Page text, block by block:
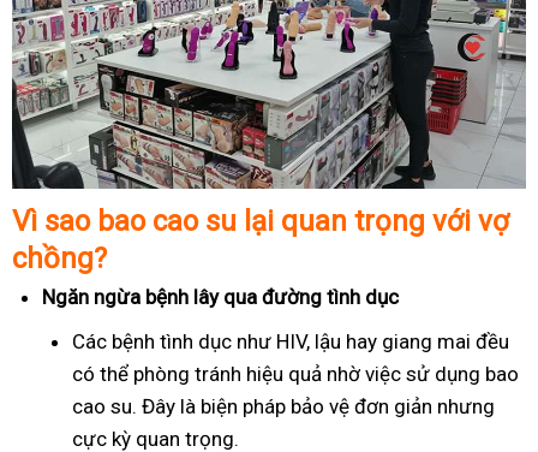
Vì sao bao cao su lại quan trọng với vợ
chồng?
Ngăn ngừa bệnh lây qua đường tình dục
Các bệnh tình dục như HIV, lậu hay giang mai đều
có thể phòng tránh hiệu quả nhờ việc sử dụng bao
cao su. Đây là biện pháp bảo vệ đơn giản nhưng
cực kỳ quan trọng.